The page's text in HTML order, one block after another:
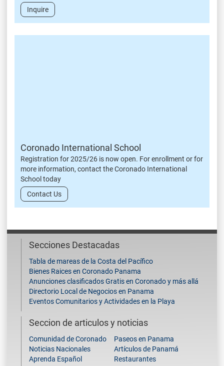
Inquire
Coronado International School
Registration for 2025/26 is now open. For enrollment or for
more information, contact the Coronado International
School today
Contact Us
Secciones Destacadas
Tabla de mareas de la Costa del Pacífico
Bienes Raices en Coronado Panama
Anunciones clasificados Gratis en Coronado y más allá
Directorio Local de Negocios en Panama
Eventos Comunitarios y Actividades en la Playa
Seccion de articulos y noticias
Comunidad de Coronado
Noticias Nacionales
Aprenda Español
Paseos en Panama
Artículos de Panamá
Restaurantes